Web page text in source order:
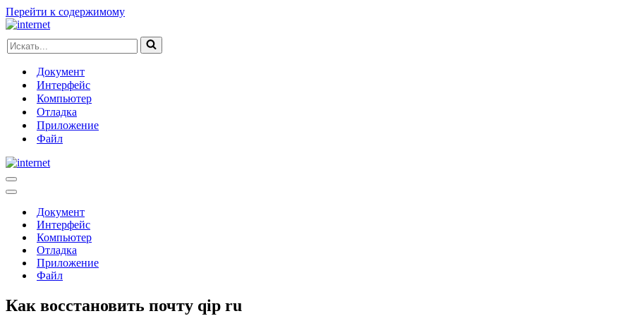
Перейти к содержимому
Искать...
Документ
Интерфейс
Компьютер
Отладка
Приложение
Файл
Меню
навигации
Меню
навигацииДокумент
Интерфейс
Компьютер
Отладка
Приложение
Файл
Как восстановить почту qip ru